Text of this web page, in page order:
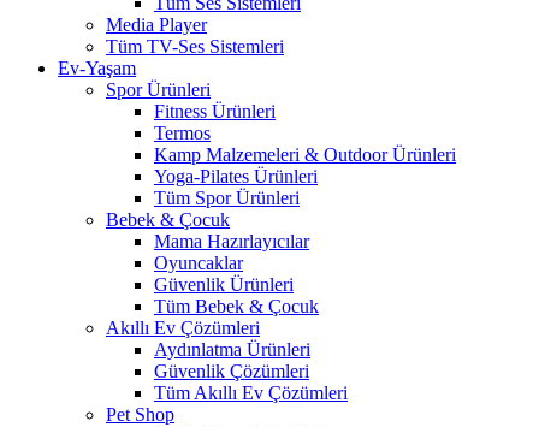
Media Player
Tüm TV-Ses Sistemleri
Ev-Yaşam
Spor Ürünleri
Fitness Ürünleri
Termos
Kamp Malzemeleri & Outdoor Ürünleri
Yoga-Pilates Ürünleri
Tüm Spor Ürünleri
Bebek & Çocuk
Mama Hazırlayıcılar
Oyuncaklar
Güvenlik Ürünleri
Tüm Bebek & Çocuk
Akıllı Ev Çözümleri
Aydınlatma Ürünleri
Güvenlik Çözümleri
Tüm Akıllı Ev Çözümleri
Pet Shop